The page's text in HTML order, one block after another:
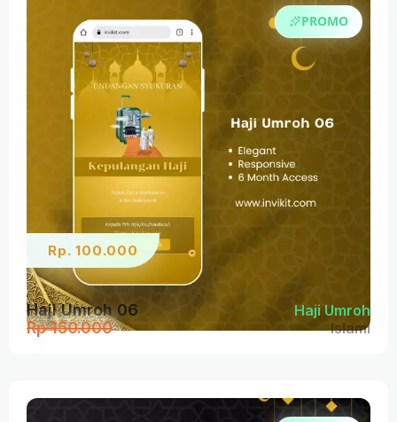
PROMO
Rp. 100.000
Haji Umroh 06 Haji Umroh
Rp 150.000 Islami